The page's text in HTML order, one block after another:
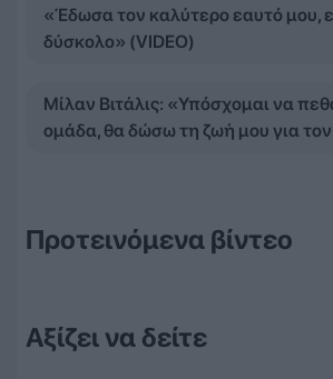
«Έδωσα τον καλύτερο εαυτό μου,
δύσκολο» (VIDEO)
Μίλαν Βιτάλις: «Υπόσχομαι να
ομάδα, θα δώσω τη ζωή μου για
Προτεινόμενα βίντεο
Αξίζει να δείτε